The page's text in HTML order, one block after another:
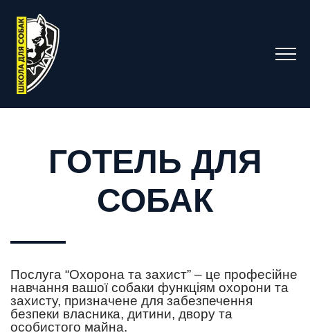
ГОТЕЛЬ ДЛЯ
СОБАК
Послуга “Охорона та захист” – це професійне
навчання вашої собаки функціям охорони та
захисту, призначене для забезпечення
безпеки власника, дитини, двору та
особистого майна.